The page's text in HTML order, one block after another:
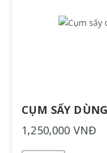
CỤM SẤY
1,250,000 VNĐ